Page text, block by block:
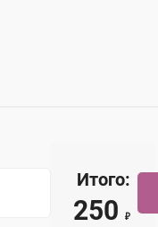
Итого:
250 ₽